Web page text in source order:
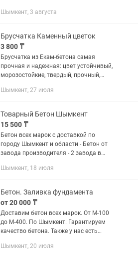
Шымкент, 3 августа
Брусчатка Каменный цветок
3 800 ₸
Брусчатка из Екам-бетона самая
прочная и надежная: цвет устойчивый,
морозостойкие, твердый, прочный,
манипуляторе
Шымкент, 27 июля
Товарный Бетон Шымкент
15 500 ₸
Бетон всех марок с доставкой по
городу Шымкент и области - Бетон от
завода производителя - 2 завода в
Имеется свой автопарк миксеров Мы
Шымкент, 18 июля
Бетон. Заливка фундамента
от 20 000 ₸
Доставим бетон всех марок. От М-100
до М-400. По Шымкент. Гарантируем
качество бетона. Также у нас есть
вам опалубку и зальют бетон.
Шымкент, 20 июля